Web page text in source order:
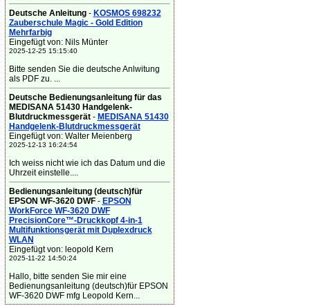
Deutsche Anleitung- KOSMOS 698232
Zauberschule Magic - Gold Edition
Mehrfarbig
Eingefügt von: Nils Münter
2025-12-25 15:15:40
Bitte senden Sie die deutsche Anlwitung
als PDF zu. ...
Deutsche Bedienungsanleitung für das
MEDISANA 51430 Handgelenk-
Blutdruckmessgerät- MEDISANA 51430
Handgelenk-Blutdruckmessgerät
Eingefügt von: Walter Meienberg
2025-12-13 16:24:54
Ich weiss nicht wie ich das Datum und die
Uhrzeit einstelle....
Bedienungsanleitung (deutsch)für
EPSON WF-3620 DWF- EPSON
WorkForce WF-3620 DWF
PrecisionCore™-Druckkopf 4-in-1
Multifunktionsgerät mit Duplexdruck
WLAN
Eingefügt von: leopold Kern
2025-11-22 14:50:24
Hallo, bitte senden Sie mir eine
Bedienungsanleitung (deutsch)für EPSON
WF-3620 DWF mfg Leopold Kern...